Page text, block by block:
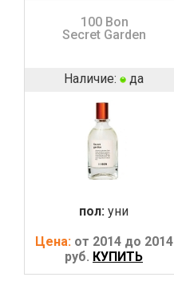
100 Bon
Secret Garden
Наличие: да
пол: уни
Цена: от 2014 до 2014
руб. КУПИТЬ